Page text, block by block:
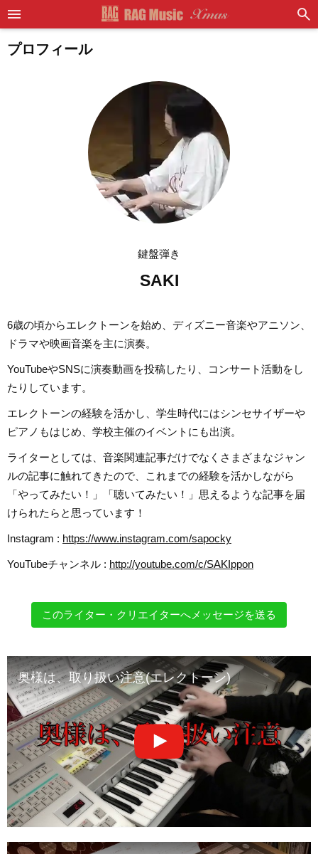
プロフィール
鍵盤弾き
SAKI
6歳の頃からエレクトーンを始め、ディズニー音楽やアニソン、
ドラマや映画音楽を主に演奏。
YouTubeやSNSに演奏動画を投稿したり、コンサート活動をし
たりしています。
エレクトーンの経験を活かし、学生時代にはシンセサイザーや
ピアノもはじめ、学校主催のイベントにも出演。
ライターとしては、音楽関連記事だけでなくさまざまなジャン
ルの記事に触れてきたので、これまでの経験を活かしながら
「やってみたい！」「聴いてみたい！」思えるような記事を届
けられたらと思っています！
Instagram : https://www.instagram.com/sapocky
YouTubeチャンネル : http://youtube.com/c/SAKIppon
このライター・クリエイターへメッセージを送る
奥様は、取り扱い注意(エレクトーン)